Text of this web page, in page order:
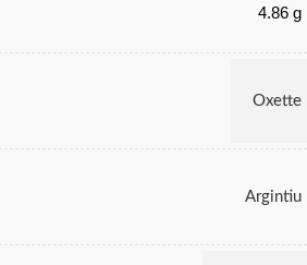
4.86 g
Oxette
Argintiu